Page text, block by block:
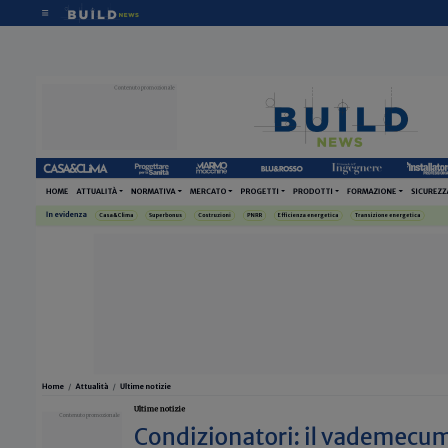
HOME ATTUALITÀ NORMATIVA MERCATO PROGETTI PRODOTTI FORMAZIONE
In evidenza Casa&Clima Superbonus Costruzioni PNRR Efficienza energetica Transizione energetica
Home Attualità Ultime notizie
Ultime notizie
Condizionatori: il